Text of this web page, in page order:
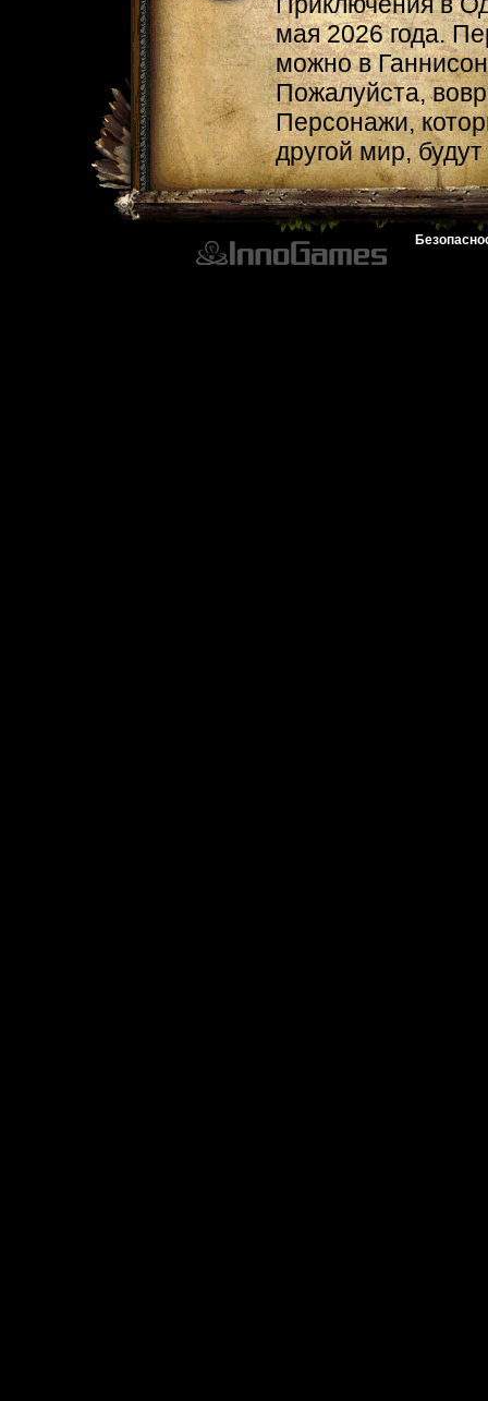
мая 2026 года.
можно в
Пожалуйста,
Персонажи,
другой мир,